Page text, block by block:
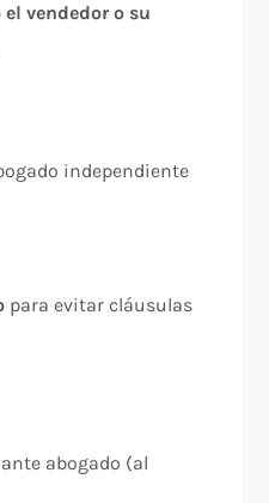
vendedor o su
independiente
para evitar cláusulas
abogado (al